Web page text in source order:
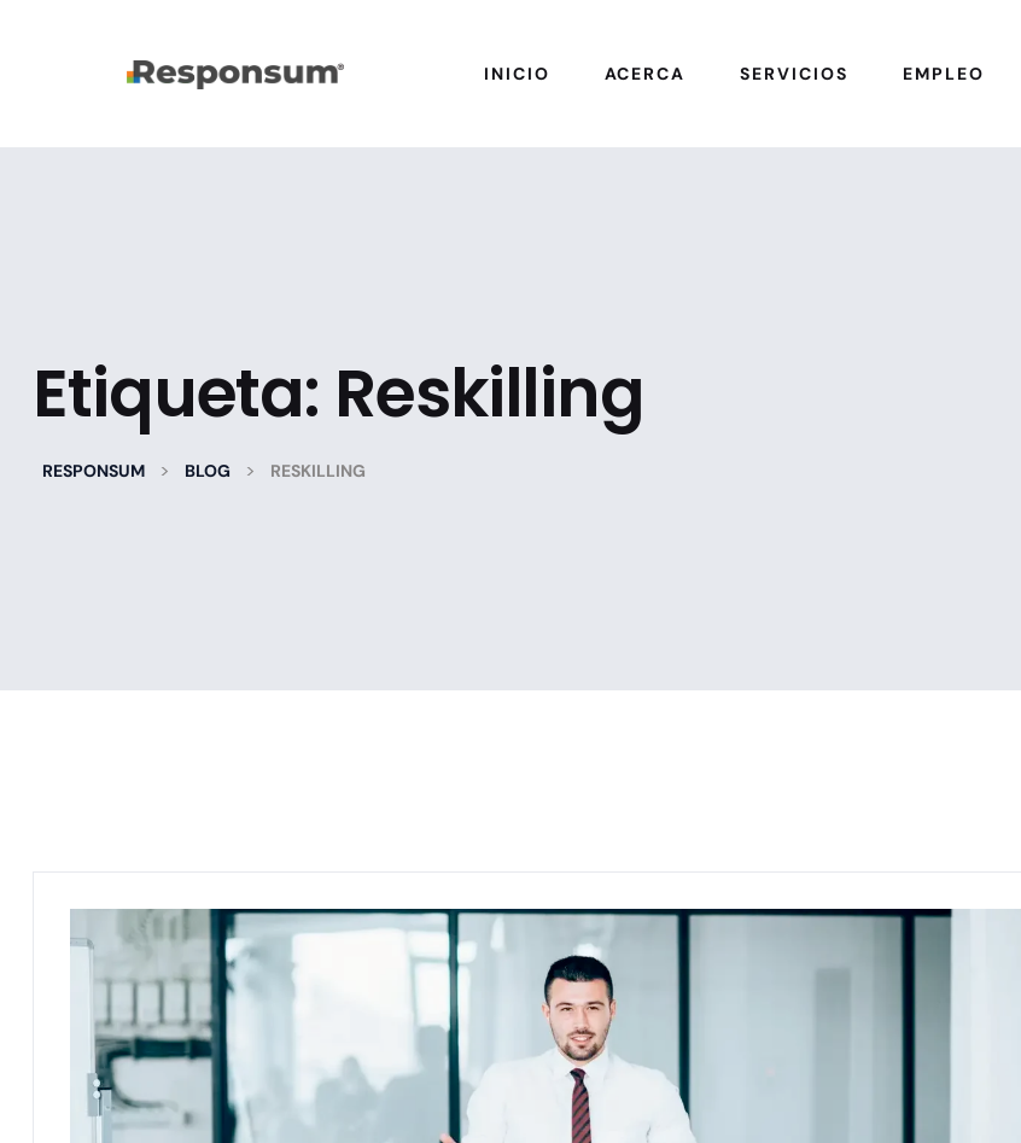
INICIO ACERCA SERVICIOS EMPLEO
Etiqueta: Reskilling
RESPONSUM > BLOG > RESKILLING